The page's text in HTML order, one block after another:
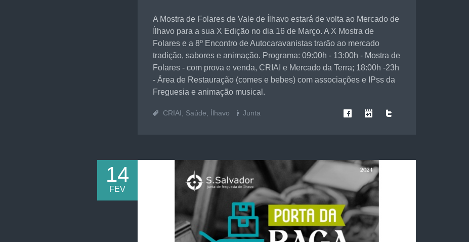
A Mostra de Folares de Vale de Ílhavo estará de volta ao Mercado de
Ílhavo para a sua X Edição no dia 16 de Março. A X Mostra de
Folares e a 8º Encontro de Autocaravanistas trarão ao mercado
tradição, sabores e animação. Programa: 09:00h - 13:00h - Mostra de
Folares - com prova e venda, CRIAI e Mercado da Terra; 18:00h -23h
- Área de Restauração (comes e bebes) com associações e IPss da
Freguesia e animação musical.
CRIAI Saúde Ílhavo Junta
14
FEV